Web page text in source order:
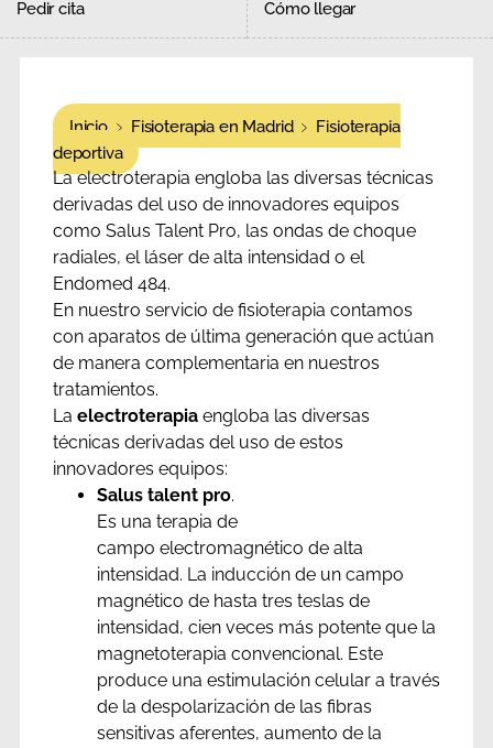
Pedir cita Cómo llegar
Inicio Fisioterapia en Madrid
Fisioterapia
deportiva
La electroterapia engloba las diversas técnicas
derivadas del uso de innovadores equipos
como Salus Talent Pro, las ondas de choque
radiales, el láser de alta intensidad o el
Endomed 484.
En nuestro servicio de fisioterapia contamos
con aparatos de última generación que actúan
de manera complementaria en nuestros
tratamientos.
La electroterapia engloba las diversas
técnicas derivadas del uso de estos
innovadores equipos:
Salus talent pro.
Es una terapia de
campo electromagnético de alta
intensidad. La inducción de un campo
magnético de hasta tres teslas de
intensidad, cien veces más potente que la
magnetoterapia convencional. Este
produce una estimulación celular a través
de la despolarización de las fibras
sensitivas aferentes, aumento de la